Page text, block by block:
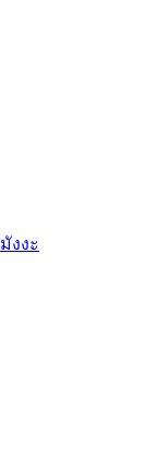
มังงะ